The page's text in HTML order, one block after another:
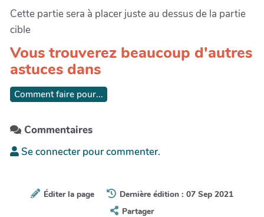
Cette partie sera à placer juste au dessus de la partie
cible
Vous trouverez beaucoup d'autres
astuces dans
Comment faire pour...
Commentaires
Se connecter pour commenter.
Éditer la page
Dernière édition : 07 Sep 2021
Partager